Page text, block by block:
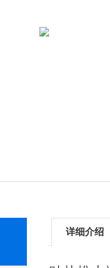
详细介绍